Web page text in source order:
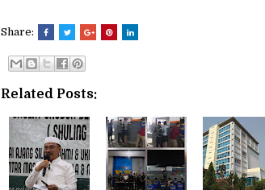
Share:
Related Posts: